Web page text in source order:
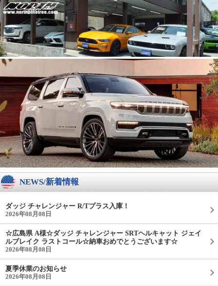
NEWS/新着情報
ダッジ チャレンジャー R/Tプラス入庫！
2026年08月08日
☆広島県 A様☆ダッジ チャレンジャー SRTヘルキャット ジェイ
ルブレイク ラストコール☆納車おめでとうございます☆
2026年08月08日
夏季休業のお知らせ
2026年08月08日